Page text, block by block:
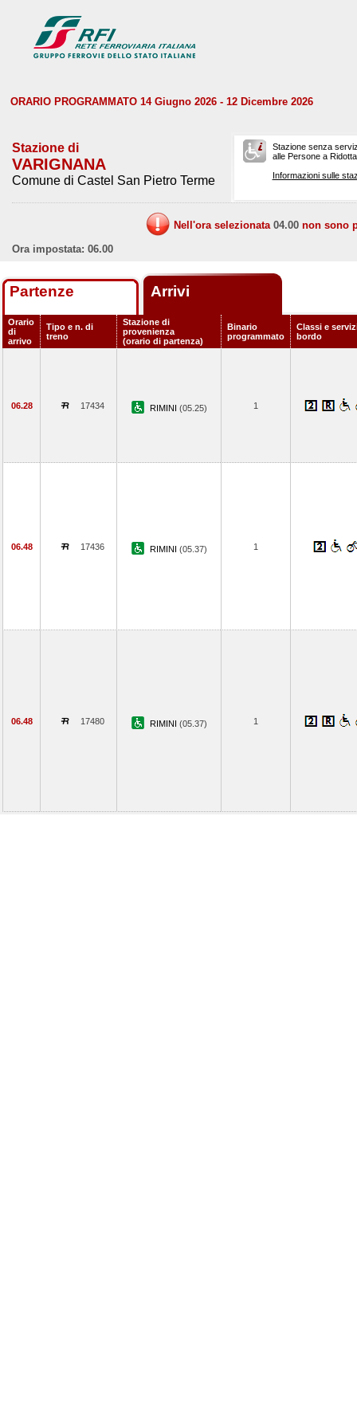
ORARIO PROGRAMMATO 14 Giugno 2026 - 12 Dicembre 2026
Stazione di
VARIGNANA
Comune di Castel San Pietro Terme
Stazione senza
alle Persone a
Informazioni sulle
Nell'ora selezionata 04.00 non sono
Ora impostata: 06.00
Partenze Arrivi
Orario
di
arrivo
Tipo e n. di
treno
Stazione di
provenienza
(orario di partenza)
Binario
programmato
Classi e
bordo
06.28 17434 RIMINI (05.25) 1
06.48 17436 RIMINI (05.37) 1
06.48 17480 RIMINI (05.37) 1